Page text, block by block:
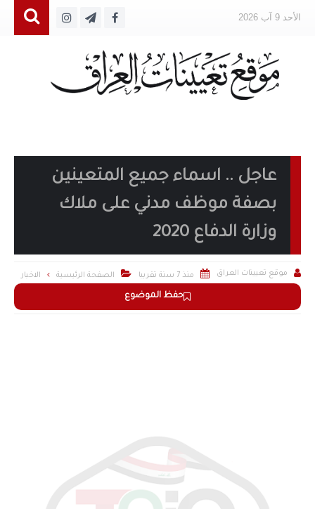
الأحد 9 آب 2026
عاجل .. اسماء جميع المتعينين
بصفة موظف مدني على ملاك
وزارة الدفاع 2020
حفظ الموضوع
 موقع تعيينات العراق  منذ 7 سنة تقريبا  الصفحة الرئيسية الاخبار